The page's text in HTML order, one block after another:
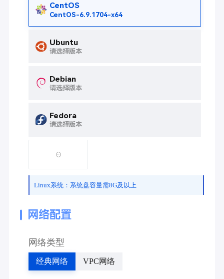
CentOS
CentOS-6.9.1704-x64
Ubuntu
请选择版本
Debian
请选择版本
Fedora
请选择版本
Linux系统：系统盘容量需8G及以上
网络配置
网络类型
经典网络 VPC网络